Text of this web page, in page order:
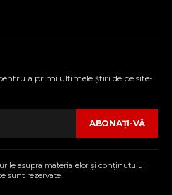
a primi ultimele ştiri de pe site-
ABONAŢI-VĂ
asupra materialelor şi conţinutului
sunt rezervate.